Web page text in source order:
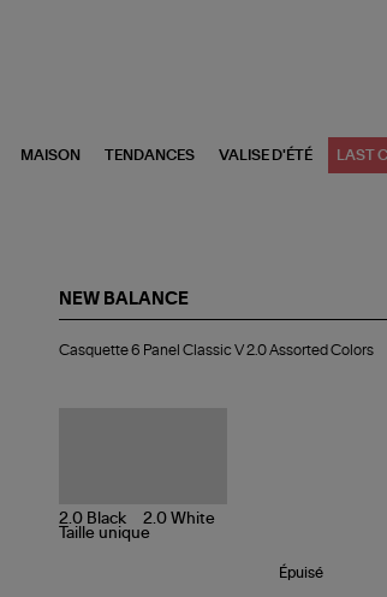
MAISON TENDANCES VALISE D'ÉTÉ LAST
NEW BALANCE
6
Casquette 6 Panel Classic V 2.0 Assorted Colors
Taille unique
Épuisé